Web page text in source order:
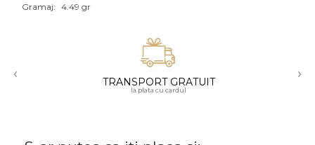
18K
Gramaj: 4.49 gr
‹ TRANSPORT GRATUIT
la plata cu cardul
›